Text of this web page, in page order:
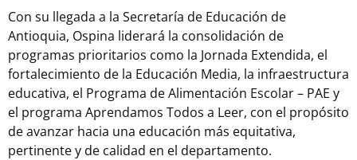
Con su llegada a la Secretaría de Educación de
Antioquia, Ospina liderará la consolidación de
programas prioritarios como la Jornada Extendida, el
fortalecimiento de la Educación Media, la infraestructura
educativa, el Programa de Alimentación Escolar – PAE y
el programa Aprendamos Todos a Leer, con el propósito
de avanzar hacia una educación más equitativa,
pertinente y de calidad en el departamento.